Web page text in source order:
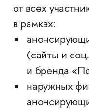
от всех
в рамках:
(сайты и
и бренда
наружных